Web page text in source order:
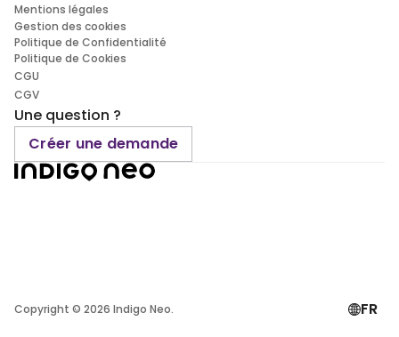
Mentions légales
Gestion des cookies
Politique de Confidentialité
Politique de Cookies
CGU
CGV
Une question ?
Créer une demande
Copyright © 2026 Indigo Neo. FR